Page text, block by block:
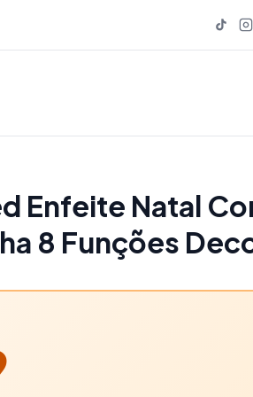
Enfeite Natal
8 Funções
Prova D'água